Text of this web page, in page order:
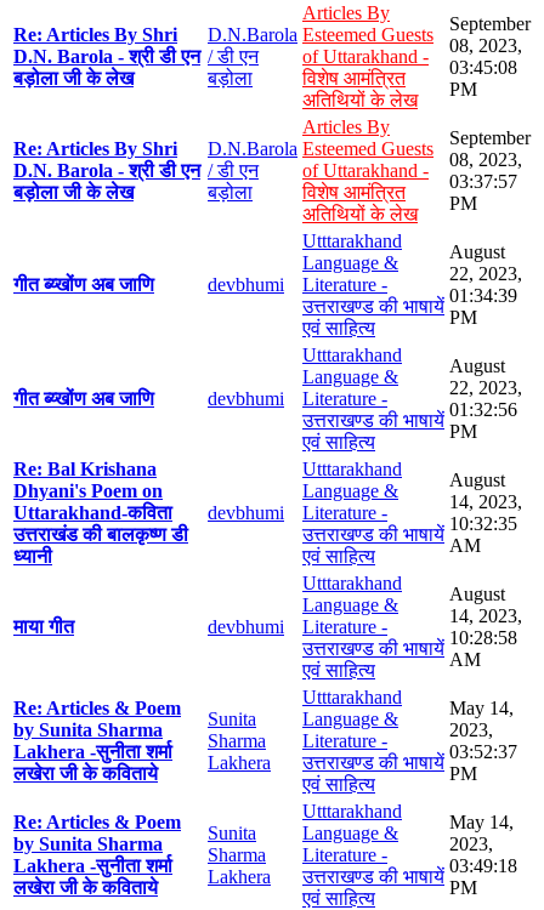
Re: Articles By Shri
D.N. Barola - श्री डी एन
बड़ोला जी के लेख
D.N.Barola
/ डी एन
बड़ोला
Articles By
Esteemed Guests
of Uttarakhand -
विशेष आमंत्रित
अतिथियों के लेख
September
08, 2023,
03:45:08
PM
Re: Articles By Shri
D.N. Barola - श्री डी एन
बड़ोला जी के लेख
D.N.Barola
/ डी एन
बड़ोला
Articles By
Esteemed Guests
of Uttarakhand -
विशेष आमंत्रित
अतिथियों के लेख
September
08, 2023,
03:37:57
PM
गीत ब्य्खोंण अब जाणि devbhumi
Utttarakhand
Language &
Literature -
उत्तराखण्ड की भाषायें
एवं साहित्य
August
22, 2023,
01:34:39
PM
गीत ब्य्खोंण अब जाणि devbhumi
Utttarakhand
Language &
Literature -
उत्तराखण्ड की भाषायें
एवं साहित्य
August
22, 2023,
01:32:56
PM
Re: Bal Krishana
Dhyani's Poem on
Uttarakhand-कविता
उत्तराखंड की बालकृष्ण डी
ध्यानी
devbhumi
Utttarakhand
Language &
Literature -
उत्तराखण्ड की भाषायें
एवं साहित्य
August
14, 2023,
10:32:35
AM
माया गीत devbhumi
Utttarakhand
Language &
Literature -
उत्तराखण्ड की भाषायें
एवं साहित्य
August
14, 2023,
10:28:58
AM
Re: Articles & Poem
by Sunita Sharma
Lakhera -सुनीता शर्मा
लखेरा जी के कविताये
Sunita
Sharma
Lakhera
Utttarakhand
Language &
Literature -
उत्तराखण्ड की भाषायें
एवं साहित्य
May 14,
2023,
03:52:37
PM
Re: Articles & Poem
by Sunita Sharma
Lakhera -सुनीता शर्मा
लखेरा जी के कविताये
Sunita
Sharma
Lakhera
Utttarakhand
Language &
Literature -
उत्तराखण्ड की भाषायें
एवं साहित्य
May 14,
2023,
03:49:18
PM